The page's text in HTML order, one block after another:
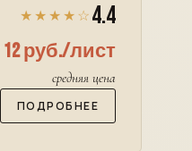
★★★★☆ 4.4
12 руб./лист
средняя цена
ПОДРОБНЕЕ